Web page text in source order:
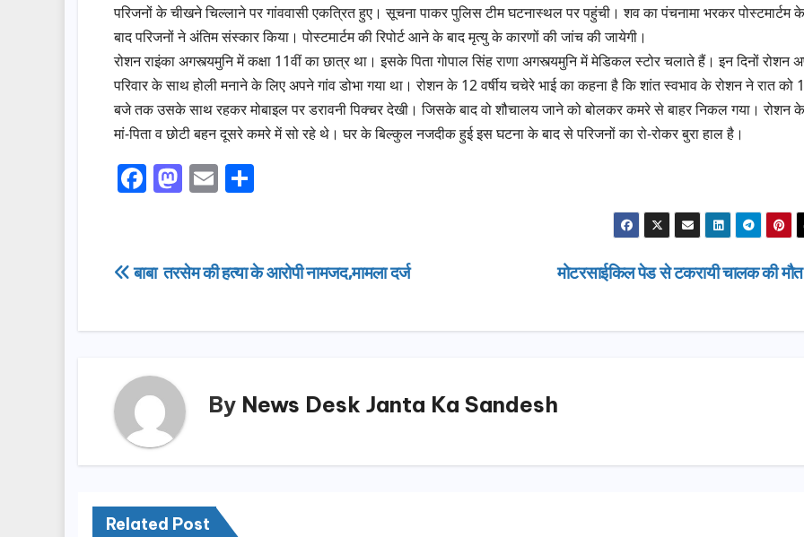
परिजनों के चीखने चिल्लाने पर गांववासी एकत्रित हुए। सूचना पाकर पुलिस टीम घटनास्थल पर पहुंची। शव का पंचनामा भरकर पोस्टमार्टम के
बाद परिजनों ने अंतिम संस्कार किया। पोस्टमार्टम की रिपोर्ट आने के बाद मृत्यु के कारणों की जांच की जायेगी।
रोशन राइंका अगस्त्यमुनि में कक्षा 11वीं का छात्र था। इसके पिता गोपाल सिंह राणा अगस्त्यमुनि में मेडिकल स्टोर चलाते हैं। इन दिनों रोशन
परिवार के साथ होली मनाने के लिए अपने गांव डोभा गया था। रोशन के 12 वर्षीय चचेरे भाई का कहना है कि शांत स्वभाव के रोशन ने रात को
बजे तक उसके साथ रहकर मोबाइल पर डरावनी पिक्चर देखी। जिसके बाद वो शौचालय जाने को बोलकर कमरे से बाहर निकल गया। रोशन के
मां-पिता व छोटी बहन दूसरे कमरे में सो रहे थे। घर के बिल्कुल नजदीक हुई इस घटना के बाद से परिजनों का रो-रोकर बुरा हाल है।
F
e
o
k
M
o
o
E
e
Post
मोटरसाईकिल पेड से टकरायी चालक की मौत
बाबा तरसेम की हत्या के आरोपी नामजद,मामला दर्ज
By News Desk Janta Ka Sandesh
Related Post